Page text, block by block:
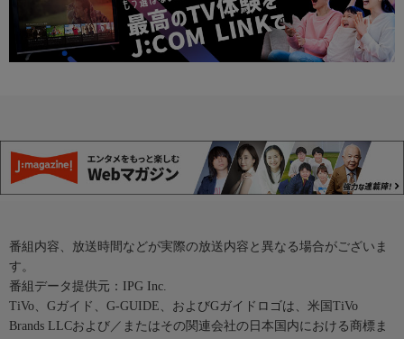
番組内容、放送時間などが実際の放送内容と異なる場合がございま
す。
番組データ提供元：IPG Inc.
TiVo、Gガイド、G-GUIDE、およびGガイドロゴは、米国TiVo
Brands LLCおよび／またはその関連会社の日本国内における商標ま